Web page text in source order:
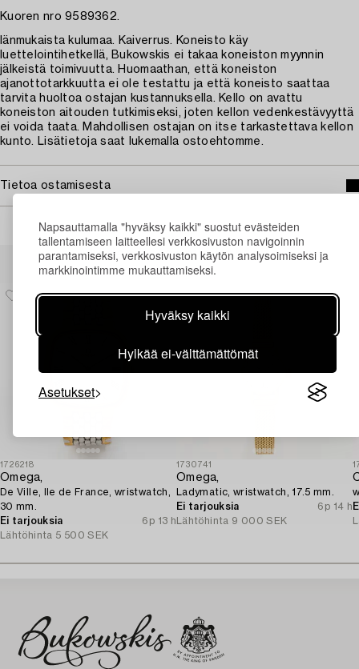
Napsauttamalla "hyväksy kaikki" suostut evästeiden
tallentamiseen laitteellesi verkkosivuston navigoinnin
parantamiseksi, verkkosivuston käytön analysoimiseksi ja
markkinointimme mukauttamiseksi.
Hyväksy kaikki
Hylkää ei-välttämättömät
Asetukset
Kuoren nro 9589362.
Iänmukaista kulumaa. Kaiverrus. Koneisto käy
luettelointihetkellä, Bukowskis ei takaa koneiston myynnin
jälkeistä toimivuutta. Huomaathan, että koneiston
ajanottotarkkuutta ei ole testattu ja että koneisto saattaa
tarvita huoltoa ostajan kustannuksella. Kello on avattu
koneiston aitouden tutkimiseksi, joten kellon vedenkestävyyttä
ei voida taata. Mahdollisen ostajan on itse tarkastettava kellon
kunto. Lisätietoja saat lukemalla ostoehtomme.
Tietoa ostamisesta
Muiden katsomia kohteita
1726218
Omega,
De Ville, Ile de France, wristwatch,
30 mm.
Ei tarjouksia
6p 13 h
Lähtöhinta 5 500 SEK
1730741
Omega,
Ladymatic, wristwatch, 17.5 mm.
Ei tarjouksia
6p 14 h
Lähtöhinta 9 000 SEK